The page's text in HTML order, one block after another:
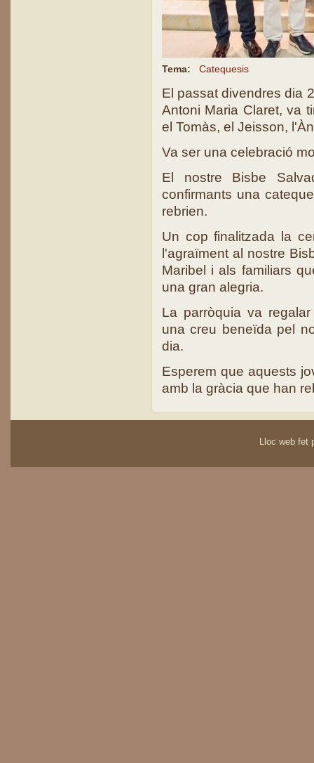
Tema: Catequesis
El passat divendres dia
Antoni Maria Claret, va
el Tomàs, el Jeisson,
Va ser una celebració
El nostre Bisbe
confirmants una
rebrien.
Un cop finalitzada la
l'agraïment al nostre
Maribel i als familiars
una gran alegria.
La parròquia va
una creu beneïda pel
dia.
Esperem que aquests
amb la gràcia que han
Lloc web fet